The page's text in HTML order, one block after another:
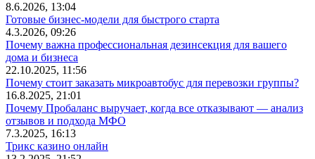
8.6.2026, 13:04
Готовые бизнес-модели для быстрого старта
4.3.2026, 09:26
Почему важна профессиональная дезинсекция для вашего
дома и бизнеса
22.10.2025, 11:56
Почему стоит заказать микроавтобус для перевозки группы?
16.8.2025, 21:01
Почему Пробаланс выручает, когда все отказывают — анализ
отзывов и подхода МФО
7.3.2025, 16:13
Трикс казино онлайн